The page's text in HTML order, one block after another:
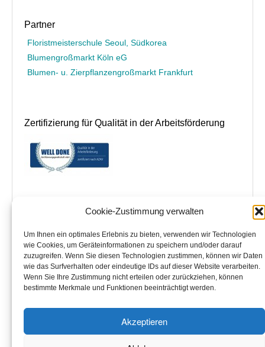
Cookie-Zustimmung verwalten
Um Ihnen ein optimales Erlebnis zu bieten, verwenden wir Technologien
wie Cookies, um Geräteinformationen zu speichern und/oder darauf
zuzugreifen. Wenn Sie diesen Technologien zustimmen, können wir Daten
wie das Surfverhalten oder eindeutige IDs auf dieser Website verarbeiten.
Wenn Sie Ihre Zustimmung nicht erteilen oder zurückziehen, können
bestimmte Merkmale und Funktionen beeinträchtigt werden.
Akzeptieren
Partner
Floristmeisterschule Seoul, Südkorea
Blumengroßmarkt Köln eG
Blumen- u. Zierpflanzengroßmarkt Frankfurt
Zertifizierung für Qualität in der Arbeitsförderung
Grünberger Bildungszentrum Floristik
– GBF – Bildungszentrum Floristik GmbH
im Seminarhotel Jakobsberg in 35305 Grünberg
Büroadresse:
Niedwiesenstraße 133
60431 Frankfurt am Main
Tel. 0171-2440020 Fax 069-90015978
www.bildungszentrum-floristik.de
info@bildungszentrum-floristik.de